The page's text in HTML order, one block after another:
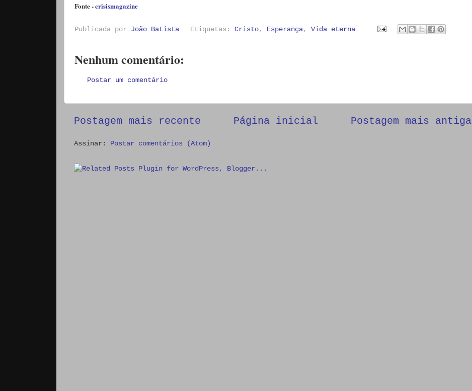
Fonte -crisismagazine
Publicada por João Batista Etiquetas:Cristo, Esperança,Vida eterna
Nenhum comentário:
Postar um comentário
Postagem mais recente Postagem mais antiga
Página inicial
Assinar: Postar comentários (Atom)